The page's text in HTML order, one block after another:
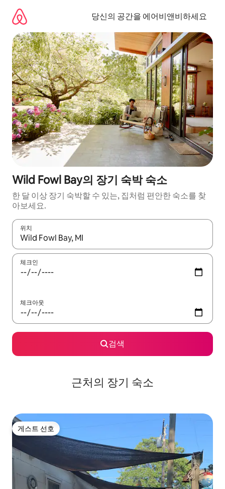
당신의 공간을 에어비앤비하세요
Wild Fowl Bay의 장기 숙박 숙소
한 달 이상 장기 숙박할 수 있는, 집처럼 편안한 숙소를 찾
아보세요.
위치
결과가 나오면 위·아래 화살표 키를 사용하거나 터치 또는 스와이
체크인
체크아웃
검색
근처의 장기 숙소
게스트 선호
게스트 선호